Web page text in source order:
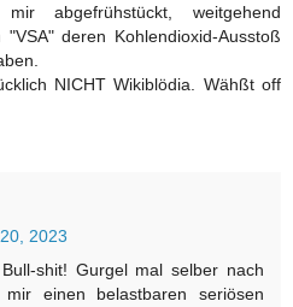
abgefrühstückt, weitgehend
deren Kohlendioxid-Ausstoß
NICHT Wikiblödia. Wähßt off
2023
shit! Gurgel mal selber nach
einen belastbaren seriösen